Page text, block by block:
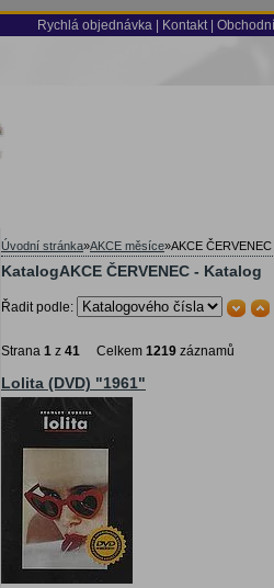
Rychlá objednávka Kontakt
Úvodní stránka»AKCE měsíce»AKCE ČERVENEC
KatalogAKCE ČERVENEC - Katalog
Řadit podle:
Strana 1 z 41 Celkem 1219 záznamů
Lolita (DVD) "1961"